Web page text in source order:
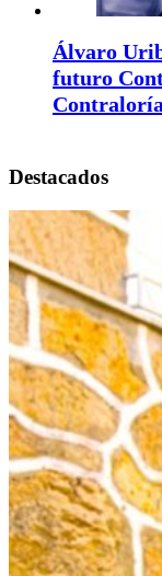
Álvaro
futuro
Destacados